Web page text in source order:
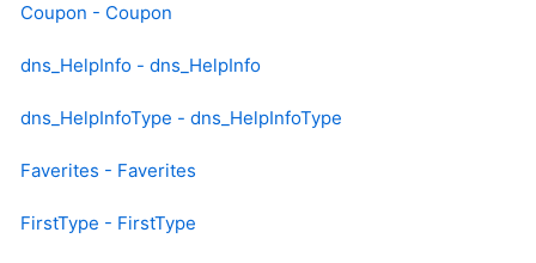
Coupon - Coupon
dns_HelpInfo - dns_HelpInfo
dns_HelpInfoType - dns_HelpInfoType
Faverites - Faverites
FirstType - FirstType